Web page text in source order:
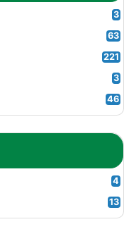
3
63
221
3
46
4
13